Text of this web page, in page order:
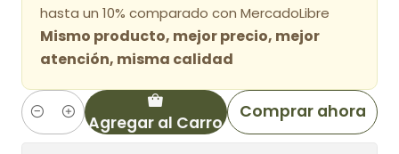
hasta un 10% comparado con MercadoLibre
Mismo producto, mejor precio, mejor
atención, misma calidad
Cantidad Agregar al Carro
Comprar ahora